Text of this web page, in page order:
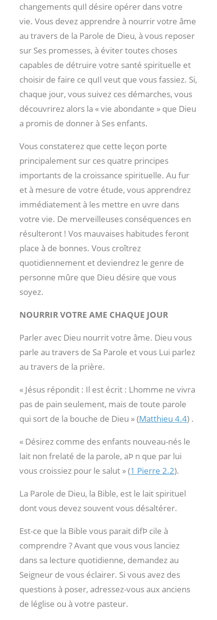
changements quIl désire opérer dans votre
vie. Vous devez apprendre à nourrir votre âme
au travers de la Parole de Dieu, à vous reposer
sur Ses promesses, à éviter toutes choses
capables de détruire votre santé spirituelle et
choisir de faire ce quIl veut que vous fassiez. Si,
chaque jour, vous suivez ces démarches, vous
découvrirez alors la « vie abondante » que Dieu
a promis de donner à Ses enfants.
Vous constaterez que cette leçon porte
principalement sur ces quatre principes
importants de la croissance spirituelle. Au fur
et à mesure de votre étude, vous apprendrez
immédiatement à les mettre en uvre dans
votre vie. De merveilleuses conséquences en
résulteront ! Vos mauvaises habitudes feront
place à de bonnes. Vous croîtrez
quotidiennement et deviendrez le genre de
personne mûre que Dieu désire que vous
soyez.
NOURRIR VOTRE AME CHAQUE JOUR
Parler avec Dieu nourrit votre âme. Dieu vous
parle au travers de Sa Parole et vous Lui parlez
au travers de la prière.
« Jésus répondit : Il est écrit : Lhomme ne vivra
pas de pain seulement, mais de toute parole
qui sort de la bouche de Dieu » (Matthieu 4.4) .
« Désirez comme des enfants nouveau-nés le
lait non frelaté de la parole, aÞ n que par lui
vous croissiez pour le salut » (1 Pierre 2.2).
La Parole de Dieu, la Bible, est le lait spirituel
dont vous devez souvent vous désaltérer.
Est-ce que la Bible vous parait difÞ cile à
comprendre ? Avant que vous vous lanciez
dans sa lecture quotidienne, demandez au
Seigneur de vous éclairer. Si vous avez des
questions à poser, adressez-vous aux anciens
de léglise ou à votre pasteur.